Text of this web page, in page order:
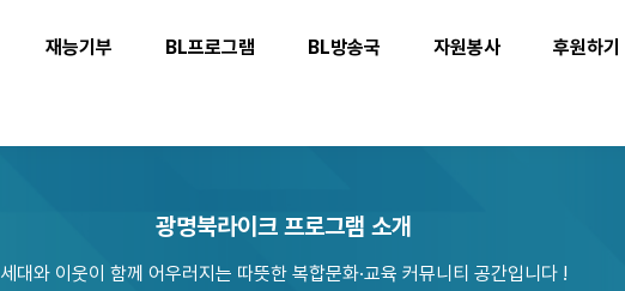
재능기부 BL프로그램 BL방송국 자원봉사 후원하기
광명북라이크 프로그램 소개
세대와 이웃이 함께 어우러지는 따뜻한 복합문화·교육 커뮤니티 공간입니다 !